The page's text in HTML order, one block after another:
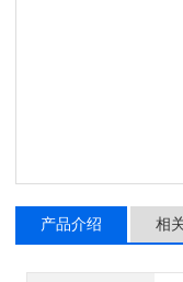
产品介绍 相